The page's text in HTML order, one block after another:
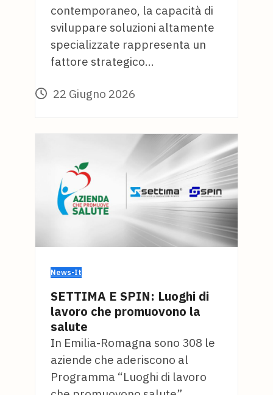
contemporaneo, la capacità di
sviluppare soluzioni altamente
specializzate rappresenta un
fattore strategico…
22 Giugno 2026
News-It
SETTIMA E SPIN: Luoghi di
lavoro che promuovono la
salute
In Emilia-Romagna sono 308 le
aziende che aderiscono al
Programma “Luoghi di lavoro